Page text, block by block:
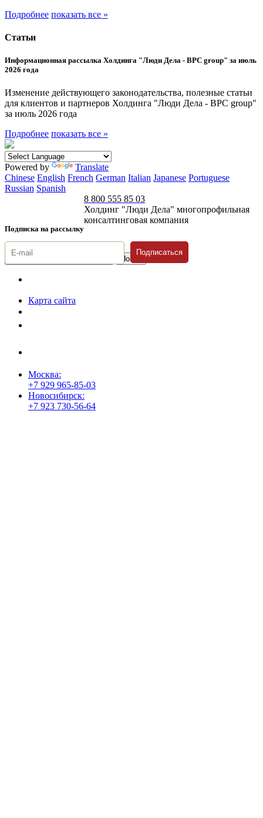
Подробнее показать все »
Статьи
Информационная рассылка Холдинга "Люди Дела - BPC group" за июль
2026 года
Изменение действующего законодательства, полезные статьи
для клиентов и партнеров Холдинга "Люди Дела - BPC group"
за июль 2026 года
Подробнее показать все »
Powered by
Translate
Chinese English French German Italian Japanese Portuguese
Russian Spanish
Подписка на рассылку
8 800 555 85 03
Холдинг "Люди Дела" многопрофильная
консалтинговая компания
Подписаться
Карта сайта
Москва:
+7 929 965-85-03
Новосибирск:
+7 923 730-56-64